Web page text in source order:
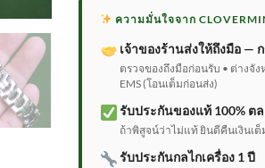
฿
ความมั่นใจจาก
เจ้าของร้านส่งให้ถึงมือ —
ตรวจของถึงมือก่อนรับ • ต่างจั
EMS (โอนเต็มก่อนส่ง)
รับประกันของแท้ 100% ต
ถ้าพิสูจน์ว่าไม่แท้ ยินดีคืนเงินเ
รับประกันกลไกเครื่อง 1 ปี